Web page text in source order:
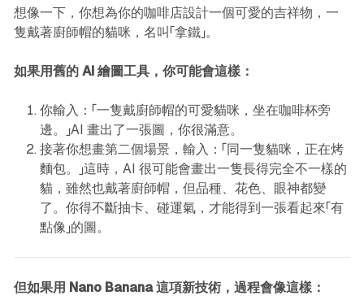
想像一下，你想為你的咖啡店設計一個可愛的吉祥物，一
隻戴著廚師帽的貓咪，名叫「拿鐵」。
如果用舊的 AI 繪圖工具，你可能會這樣：
你輸入：「一隻戴廚師帽的可愛貓咪，坐在咖啡杯旁
邊。」AI 畫出了一張圖，你很滿意。
接著你想畫第二個場景，輸入：「同一隻貓咪，正在烤
麵包。」這時，AI 很可能會畫出一隻長得完全不一樣的
貓，雖然也戴著廚師帽，但品種、花色、眼神都變
了。你得不斷抽卡、碰運氣，才能得到一張看起來「有
點像」的圖。
但如果用 Nano Banana 這項新技術，過程會像這樣：